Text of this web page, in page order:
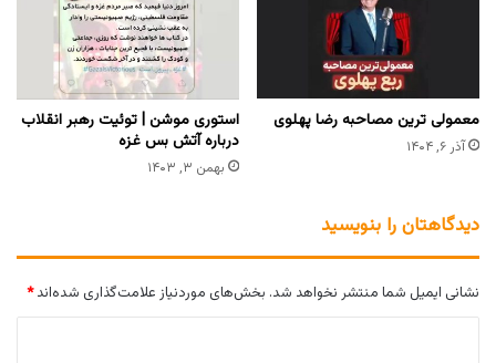
معمولی ترین مصاحبه رضا پهلوی
آذر ۶, ۱۴۰۴
استوری موشن | توئیت رهبر انقلاب
درباره آتش بس غزه
بهمن ۳, ۱۴۰۳
دیدگاهتان را بنویسید
نشانی ایمیل شما منتشر نخواهد شد. بخش‌های موردنیاز علامت‌گذاری شده‌اند*